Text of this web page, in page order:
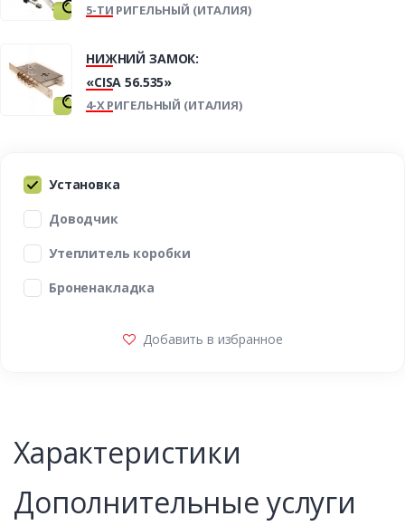
5-ТИ РИГЕЛЬНЫЙ (ИТАЛИЯ)
НИЖНИЙ ЗАМОК:
«CISA 56.535»
4-Х РИГЕЛЬНЫЙ (ИТАЛИЯ)
Установка
Доводчик
Утеплитель коробки
Броненакладка
Добавить в избранное
Характеристики
Дополнительные услуги